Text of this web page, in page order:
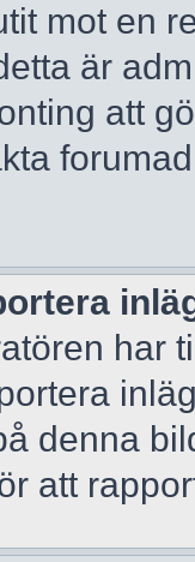
mot en
är
att
har
denna
att